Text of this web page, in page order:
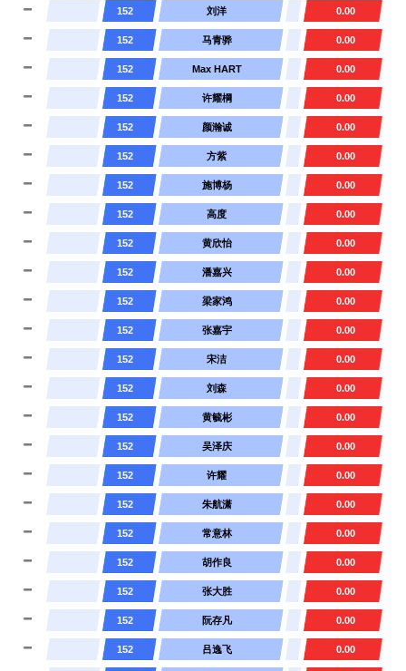
152 刘洋 0.00
152 马青骅 0.00
152 Max HART 0.00
152 许耀棡 0.00
152 颜瀚诚 0.00
152 方紫 0.00
152 施博杨 0.00
152 高度 0.00
152 黄欣怡 0.00
152 潘嘉兴 0.00
152 梁家鸿 0.00
152 张嘉宇 0.00
152 宋洁 0.00
152 刘森 0.00
152 黄毓彬 0.00
152 吴泽庆 0.00
152 许耀 0.00
152 朱航潇 0.00
152 常意林 0.00
152 胡作良 0.00
152 张大胜 0.00
152 阮存凡 0.00
152 吕逸飞 0.00